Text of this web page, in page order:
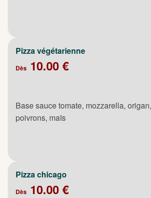
Pizza végétarienne
Dès 10.00 €
Base sauce tomate, mozzarella,
poivrons, maïs
Pizza chicago
Dès 10.00 €